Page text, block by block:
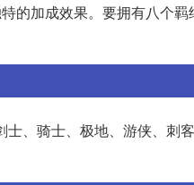
的加成效果。要拥有八个
、骑士、极地、游侠、刺